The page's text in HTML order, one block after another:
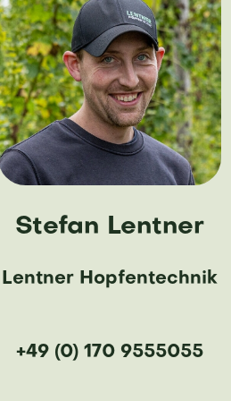
Stefan Lentner
Lentner Hopfentechnik
+49 (0) 170 9555055